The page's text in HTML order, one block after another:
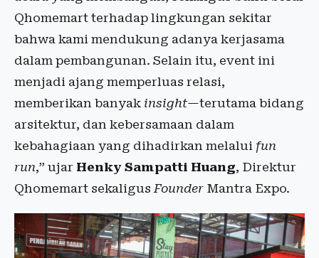
Qhomemart terhadap lingkungan sekitar
bahwa kami mendukung adanya kerjasama
dalam pembangunan. Selain itu, event ini
menjadi ajang memperluas relasi,
memberikan banyak insight—terutama bidang
arsitektur, dan kebersamaan dalam
kebahagiaan yang dihadirkan melalui fun
run,” ujar Henky Sampatti Huang, Direktur
Qhomemart sekaligusFounder Mantra Expo.